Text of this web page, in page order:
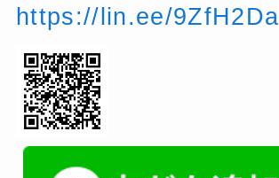
https://lin.ee/9ZfH2Da